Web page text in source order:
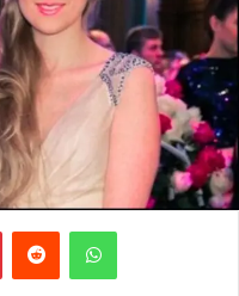
PinterestReddit WhatsApp